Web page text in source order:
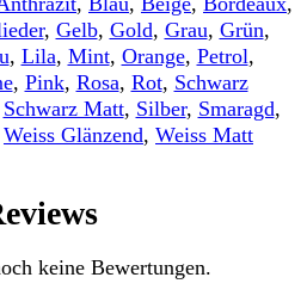
, Gelb, Gold, Grau, Grün,
, Lila, Mint, Orange, Petrol,
, Pink, Rosa, Rot, Schwarz
Schwarz Matt, Silber, Smaragd,
Weiss Glänzend, Weiss Matt
keine Bewertungen.